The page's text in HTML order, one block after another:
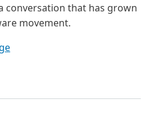
conversation that has grown
movement.